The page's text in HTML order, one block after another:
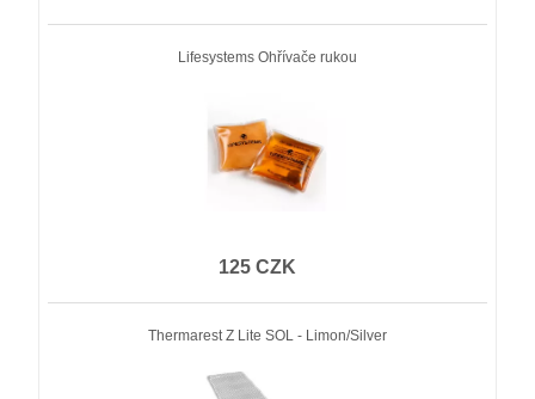
Lifesystems Ohřívače rukou
125 CZK
Thermarest Z Lite SOL - Limon/Silver